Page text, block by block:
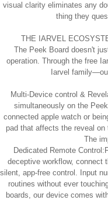
visual clarity eliminates any
thing they
THE IARVEL
The Peek Board doesn't
operation. Through the free
Iarvel
Multi-Device control &
simultaneously on the
connected apple watch or
pad that affects the reveal
The
Dedicated Remote
deceptive workflow, connect
silent, app-free control. Input
routines without ever
boards, our device comes